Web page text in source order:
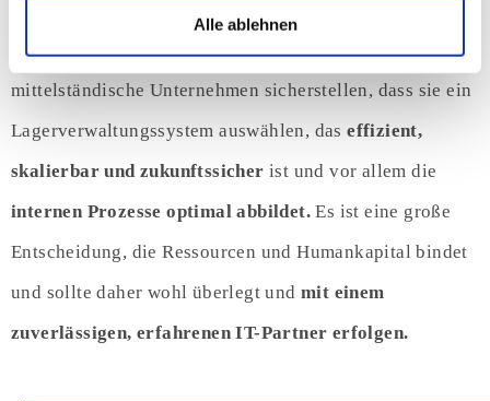
Alle ablehnen
Durch die Vermeidung dieser Fehler können
mittelständische Unternehmen sicherstellen, dass sie ein
Lagerverwaltungssystem auswählen, daseffizient,
skalierbar und zukunftssicher ist und vor allem die
internen Prozesse optimal abbildet. Es ist eine große
Entscheidung, die Ressourcen und Humankapital bindet
und sollte daher wohl überlegt und mit einem
zuverlässigen, erfahrenen IT-Partner erfolgen.